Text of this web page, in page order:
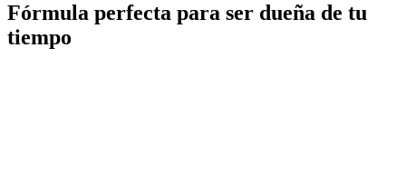
Fórmula perfecta para ser dueña de tu
tiempo